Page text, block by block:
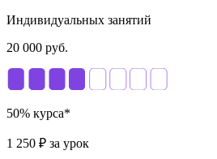
Индивидуальных занятий
20 000 руб.
50% курса*
1 250 ₽ за урок